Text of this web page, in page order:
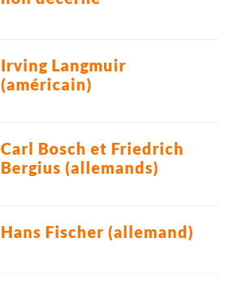
Irving Langmuir
(américain)
Carl Bosch et Friedrich
Bergius (allemands)
Hans Fischer (allemand)